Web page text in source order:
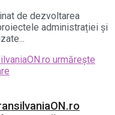
de dezvoltarea
administrației și